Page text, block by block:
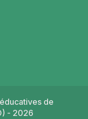
dans un nouvel
onglet.
onglet.
de
- 2026